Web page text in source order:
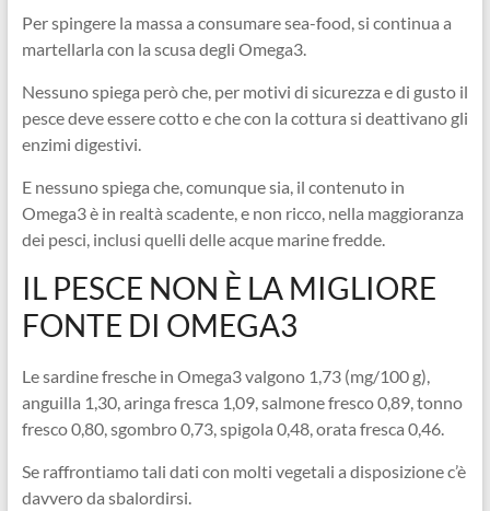
Per spingere la massa a consumare sea-food, si continua a
martellarla con la scusa degli Omega3.
Nessuno spiega però che, per motivi di sicurezza e di gusto il
pesce deve essere cotto e che con la cottura si deattivano gli
enzimi digestivi.
E nessuno spiega che, comunque sia, il contenuto in
Omega3 è in realtà scadente, e non ricco, nella maggioranza
dei pesci, inclusi quelli delle acque marine fredde.
IL PESCE NON È LA MIGLIORE
FONTE DI OMEGA3
Le sardine fresche in Omega3 valgono 1,73 (mg/100 g),
anguilla 1,30, aringa fresca 1,09, salmone fresco 0,89, tonno
fresco 0,80, sgombro 0,73, spigola 0,48, orata fresca 0,46.
Se raffrontiamo tali dati con molti vegetali a disposizione c’è
davvero da sbalordirsi.